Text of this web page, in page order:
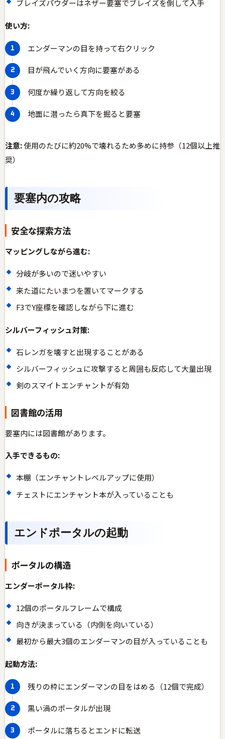
ブレイズパウダーはネザー要塞でブレイズを倒して入手
使い方:
エンダーマンの目を持って右クリック
目が飛んでいく方向に要塞がある
何度か繰り返して方向を絞る
地面に潜ったら真下を掘ると要塞
注意:使用のたびに約20%で壊れるため多めに持参（12個以上推
奨）
要塞内の攻略
安全な探索方法
マッピングしながら進む:
分岐が多いので迷いやすい
来た道にたいまつを置いてマークする
F3でY座標を確認しながら下に進む
シルバーフィッシュ対策:
石レンガを壊すと出現することがある
シルバーフィッシュに攻撃すると周囲も反応して大量出現
剣のスマイトエンチャントが有効
図書館の活用
要塞内には図書館があります。
入手できるもの:
本棚（エンチャントレベルアップに使用）
チェストにエンチャント本が入っていることも
エンドポータルの起動
ポータルの構造
エンダーポータル枠:
12個のポータルフレームで構成
向きが決まっている（内側を向いている）
最初から最大3個のエンダーマンの目が入っていることも
起動方法:
残りの枠にエンダーマンの目をはめる（12個で完成）
黒い渦のポータルが出現
ポータルに落ちるとエンドに転送